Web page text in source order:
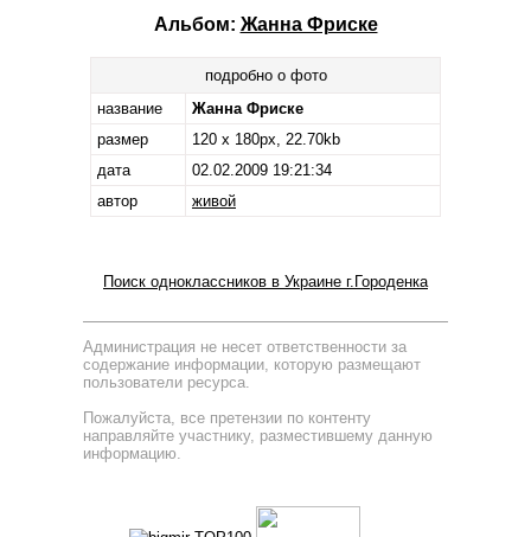
Альбом: Жанна Фриске
подробно о фото
название
Жанна Фриске
размер
120 x 180px, 22.70kb
дата
02.02.2009 19:21:34
автор
живой
Поиск одноклассников в Украине г.Городенка
Администрация не несет ответственности за
содержание информации, которую размещают
пользователи ресурса.
Пожалуйста, все претензии по контенту
направляйте участнику, разместившему данную
информацию.